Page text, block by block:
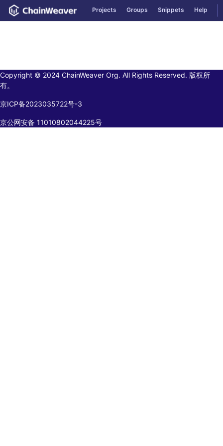
Skip to content
GitLab Projects Groups Snippets Help
Copyright © 2024 ChainWeaver Org. All Rights Reserved. 版权所
有。
京ICP备2023035722号-3
京公网安备 11010802044225号